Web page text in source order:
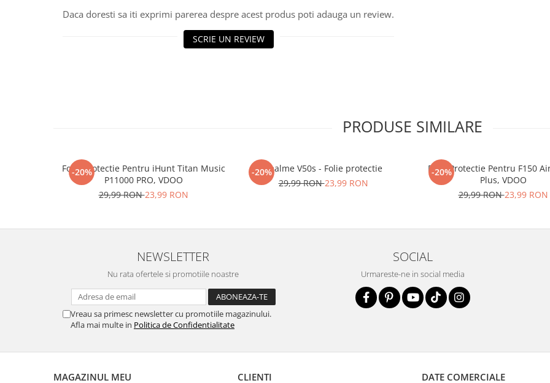
Daca doresti sa iti exprimi parerea despre acest produs poti adauga un review.
SCRIE UN REVIEW
PRODUSE SIMILARE
-20%
Folie Protectie Pentru iHunt Titan Music
P11000 PRO, VDOO
29,99 RON23,99 RON
-20%Realme V50s - Folie protectie
29,99 RON23,99 RON
-20%
Folie Protectie Pentru F150
Plus, VDOO
29,99 RON23,99 RON
NEWSLETTER
Nu rata ofertele si promotiile noastre
Vreau sa primesc newsletter cu promotiile magazinului.
Afla mai multe in Politica de Confidentialitate
SOCIAL
Urmareste-ne in social media
MAGAZINUL MEU CLIENTI DATE COMERCIALE